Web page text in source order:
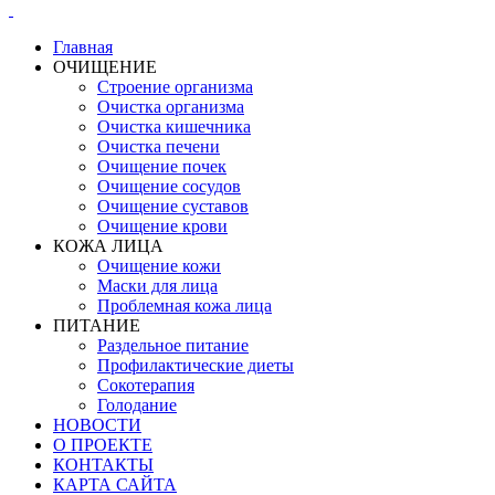
Главная
ОЧИЩЕНИЕ
Строение организма
Очистка организма
Очистка кишечника
Очистка печени
Очищение почек
Очищение сосудов
Очищение суставов
Очищение крови
КОЖА ЛИЦА
Очищение кожи
Маски для лица
Проблемная кожа лица
ПИТАНИЕ
Раздельное питание
Профилактические диеты
Сокотерапия
Голодание
НОВОСТИ
О ПРОЕКТЕ
КОНТАКТЫ
КАРТА САЙТА